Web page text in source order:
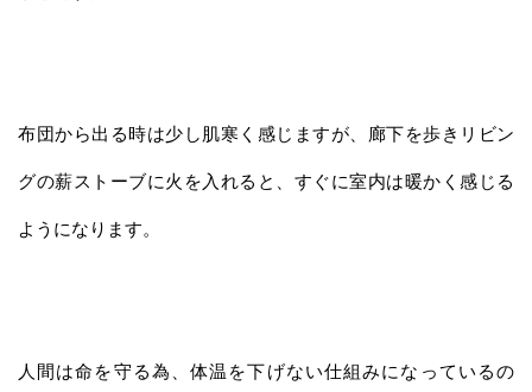
布団から出る時は少し肌寒く感じますが、廊下を歩きリビン
グの薪ストーブに火を入れると、すぐに室内は暖かく感じる
ようになります。
人間は命を守る為、体温を下げない仕組みになっているの